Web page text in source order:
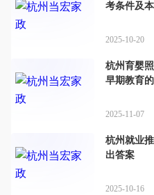
考条件及
2025-10-20
杭州育婴
早期教育
2025-11-07
杭州就业
出答案
2025-10-16